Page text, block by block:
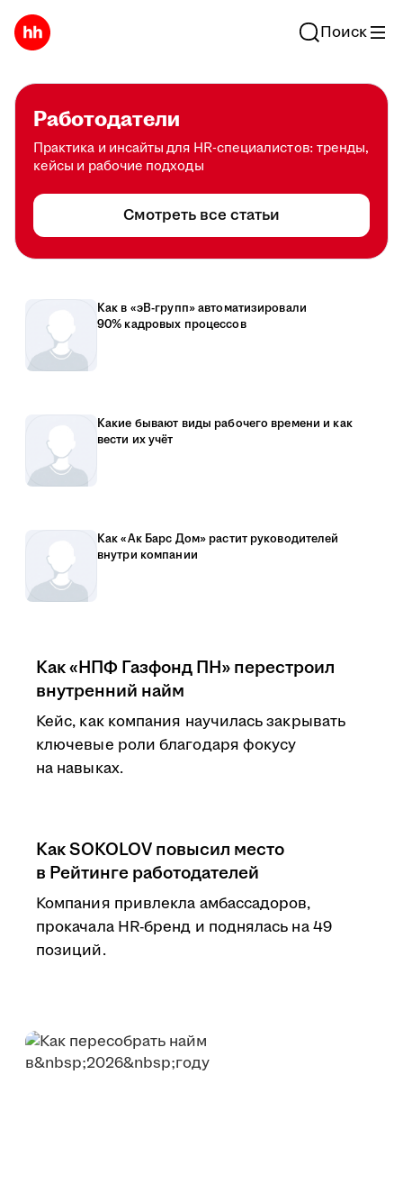
Поиск
Работодатели
Практика и инсайты для HR-специалистов: тренды,
кейсы и рабочие подходы
Смотреть все статьи
Как в «эВ-групп» автоматизировали
90% кадровых процессов
Какие бывают виды рабочего времени и как
вести их учёт
Как «Ак Барс Дом» растит руководителей
внутри компании
Как «НПФ Газфонд ПН» перестроил
внутренний найм
Кейс, как компания научилась закрывать
ключевые роли благодаря фокусу
на навыках.
Как SOKOLOV повысил место
в Рейтинге работодателей
Компания привлекла амбассадоров,
прокачала HR-бренд и поднялась на 49
позиций.